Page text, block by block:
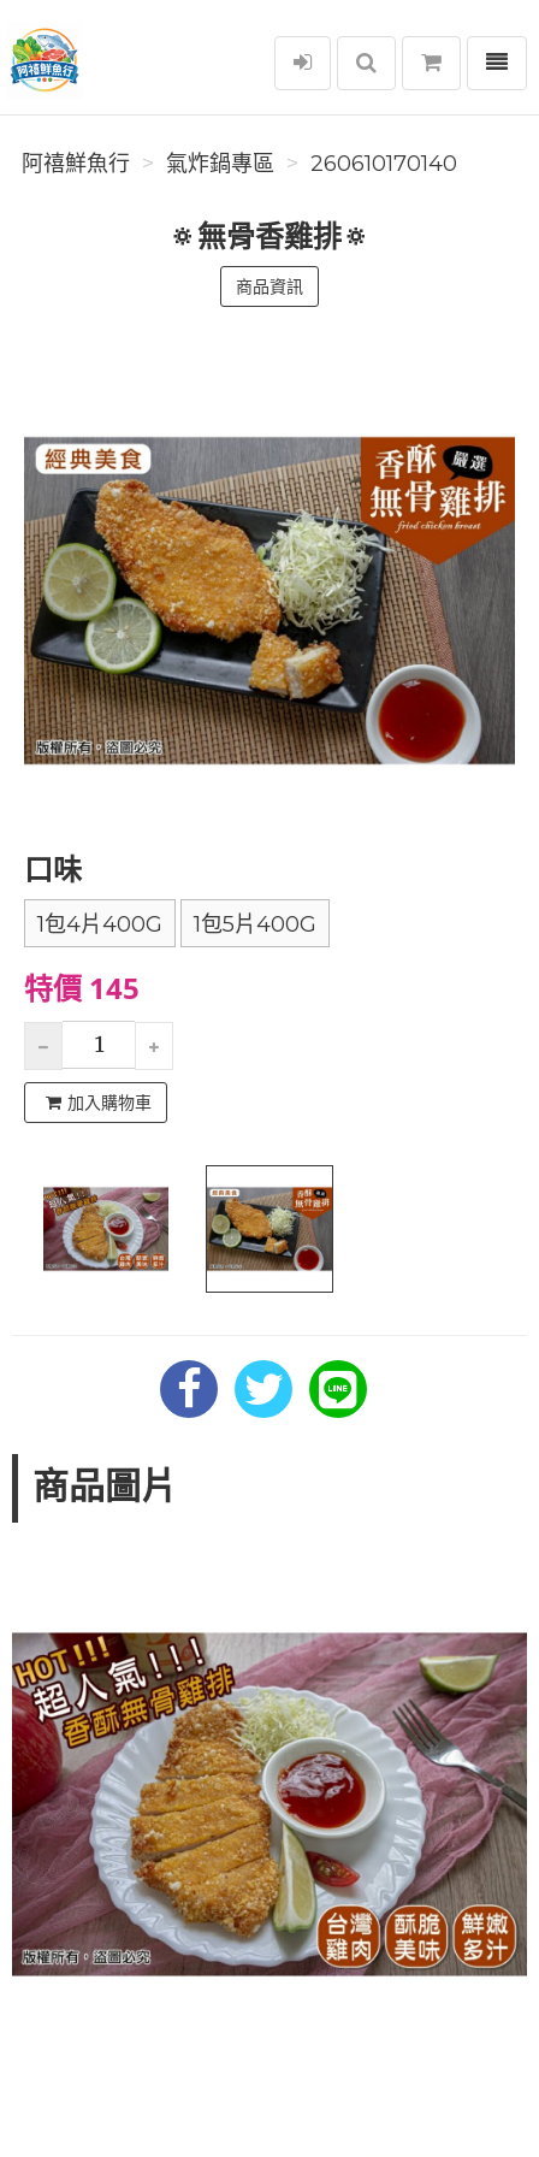
阿禧鮮魚行
選單
阿禧鮮魚行 ️氣炸鍋專區 260610170140
🔅無骨香雞排🔅
商品資訊
口味
1包4片400G 1包5片400G
特價 145
加入購物車
商品圖片